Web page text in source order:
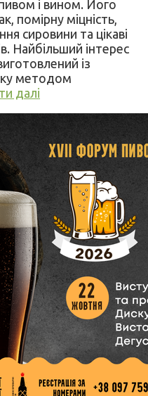
і вином. Його
помірну міцність,
сировини та цікаві
Найбільший інтерес
із
методом
далі